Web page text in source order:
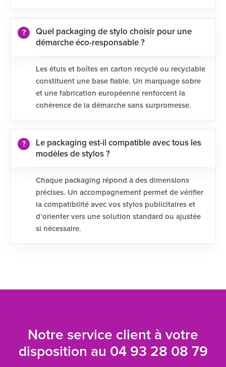
Quel packaging de stylo choisir pour une
démarche éco-responsable ?
Les étuis et boîtes en carton recyclé ou recyclable
constituent une base fiable. Un marquage sobre
et une fabrication européenne renforcent la
cohérence de la démarche sans surpromesse.
Le packaging est-il compatible avec tous les
modèles de stylos ?
Chaque packaging répond à des dimensions
précises. Un accompagnement permet de vérifier
la compatibilité avec vos stylos publicitaires et
d’orienter vers une solution standard ou ajustée
si nécessaire.
Notre service client à votre
disposition au 04 93 28 08 79